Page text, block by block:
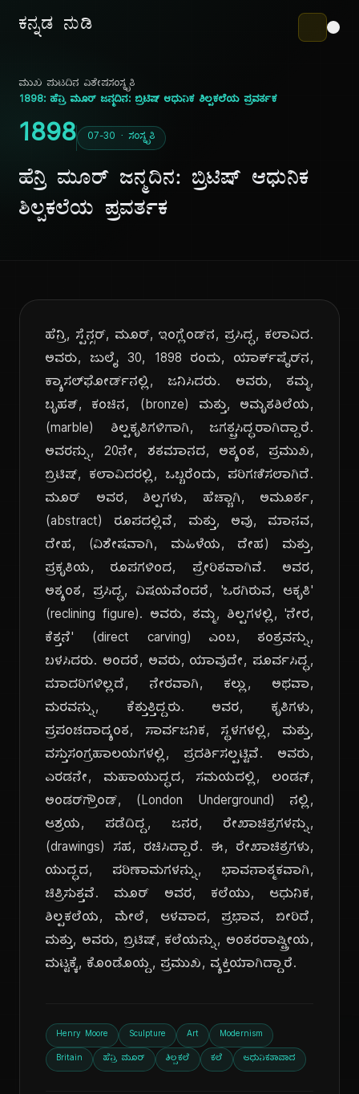
ಕನ್ನಡ ನುಡಿ
ಮುಖ ಪುಟದಿನ ವಿಶೇಷಸಂಸ್ಕೃತಿ
1898: ಹೆನ್ರಿ ಮೂರ್ ಜನ್ಮದಿನ: ಬ್ರಿಟಿಷ್ ಆಧುನಿಕ ಶಿಲ್ಪಕಲೆಯ ಪ್ರವರ್ತಕ
1898 07-30 · ಸಂಸ್ಕೃತಿ
ಹೆನ್ರಿ ಮೂರ್ ಜನ್ಮದಿನ: ಬ್ರಿಟಿಷ್ ಆಧುನಿಕ
ಶಿಲ್ಪಕಲೆಯ ಪ್ರವರ್ತಕ
ಹೆನ್ರಿ, ಸ್ಪೆನ್ಸರ್, ಮೂರ್, ಇಂಗ್ಲೆಂಡ್‌ನ, ಪ್ರಸಿದ್ಧ, ಕಲಾವಿದ.
ಅವರು, ಜುಲೈ 30, 1898 ರಂದು, ಯಾರ್ಕ್‌ಷೈರ್‌ನ,
ಕ್ಯಾಸಲ್‌ಫೋರ್ಡ್‌ನಲ್ಲಿ, ಜನಿಸಿದರು. ಅವರು, ತಮ್ಮ,
ಬೃಹತ್, ಕಂಚಿನ, (bronze) ಮತ್ತು, ಅಮೃತಶಿಲೆಯ,
(marble) ಶಿಲ್ಪಕೃತಿಗಳಿಗಾಗಿ, ಜಗತ್ಪ್ರಸಿದ್ಧರಾಗಿದ್ದಾರೆ.
ಅವರನ್ನು, 20ನೇ, ಶತಮಾನದ, ಅತ್ಯಂತ, ಪ್ರಮುಖ,
ಬ್ರಿಟಿಷ್, ಕಲಾವಿದರಲ್ಲಿ, ಒಬ್ಬರೆಂದು, ಪರಿಗಣಿಸಲಾಗಿದೆ.
ಮೂರ್ ಅವರ, ಶಿಲ್ಪಗಳು, ಹೆಚ್ಚಾಗಿ, ಅಮೂರ್ತ,
(abstract) ರೂಪದಲ್ಲಿವೆ, ಮತ್ತು, ಅವು, ಮಾನವ,
ದೇಹ, (ವಿಶೇಷವಾಗಿ, ಮಹಿಳೆಯ, ದೇಹ) ಮತ್ತು,
ಪ್ರಕೃತಿಯ, ರೂಪಗಳಿಂದ, ಪ್ರೇರಿತವಾಗಿವೆ. ಅವರ,
ಅತ್ಯಂತ, ಪ್ರಸಿದ್ಧ, ವಿಷಯವೆಂದರೆ, 'ಒರಗಿರುವ, ಆಕೃತಿ'
(reclining figure). ಅವರು, ತಮ್ಮ, ಶಿಲ್ಪಗಳಲ್ಲಿ, 'ನೇರ,
ಕೆತ್ತನೆ' (direct carving) ಎಂಬ, ತಂತ್ರವನ್ನು,
ಬಳಸಿದರು. ಅಂದರೆ, ಅವರು, ಯಾವುದೇ, ಪೂರ್ವಸಿದ್ಧ,
ಮಾದರಿಗಳಿಲ್ಲದೆ, ನೇರವಾಗಿ, ಕಲ್ಲು, ಅಥವಾ,
ಮರವನ್ನು, ಕೆತ್ತುತ್ತಿದ್ದರು. ಅವರ, ಕೃತಿಗಳು,
ಪ್ರಪಂಚದಾದ್ಯಂತ, ಸಾರ್ವಜನಿಕ, ಸ್ಥಳಗಳಲ್ಲಿ, ಮತ್ತು,
ವಸ್ತುಸಂಗ್ರಹಾಲಯಗಳಲ್ಲಿ, ಪ್ರದರ್ಶಿಸಲ್ಪಟ್ಟಿವೆ. ಅವರು,
ಎರಡನೇ, ಮಹಾಯುದ್ಧದ, ಸಮಯದಲ್ಲಿ, ಲಂಡನ್,
ಅಂಡರ್‌ಗ್ರೌಂಡ್, (London Underground) ನಲ್ಲಿ,
ಆಶ್ರಯ, ಪಡೆದಿದ್ದ, ಜನರ, ರೇಖಾಚಿತ್ರಗಳನ್ನು,
(drawings) ಸಹ, ರಚಿಸಿದ್ದಾರೆ. ಈ, ರೇಖಾಚಿತ್ರಗಳು,
ಯುದ್ಧದ, ಪರಿಣಾಮಗಳನ್ನು, ಭಾವನಾತ್ಮಕವಾಗಿ,
ಚಿತ್ರಿಸುತ್ತವೆ. ಮೂರ್ ಅವರ, ಕಲೆಯು, ಆಧುನಿಕ,
ಶಿಲ್ಪಕಲೆಯ, ಮೇಲೆ, ಆಳವಾದ, ಪ್ರಭಾವ, ಬೀರಿದೆ,
ಮತ್ತು, ಅವರು, ಬ್ರಿಟಿಷ್, ಕಲೆಯನ್ನು, ಅಂತರರಾಷ್ಟ್ರೀಯ,
ಮಟ್ಟಕ್ಕೆ, ಕೊಂಡೊಯ್ದ, ಪ್ರಮುಖ, ವ್ಯಕ್ತಿಯಾಗಿದ್ದಾರೆ.
Henry Moore Sculpture Art Modernism
Britain ಹೆನ್ರಿ ಮೂರ್ ಶಿಲ್ಪಕಲೆ ಕಲೆ ಆಧುನಿಕತಾವಾದ